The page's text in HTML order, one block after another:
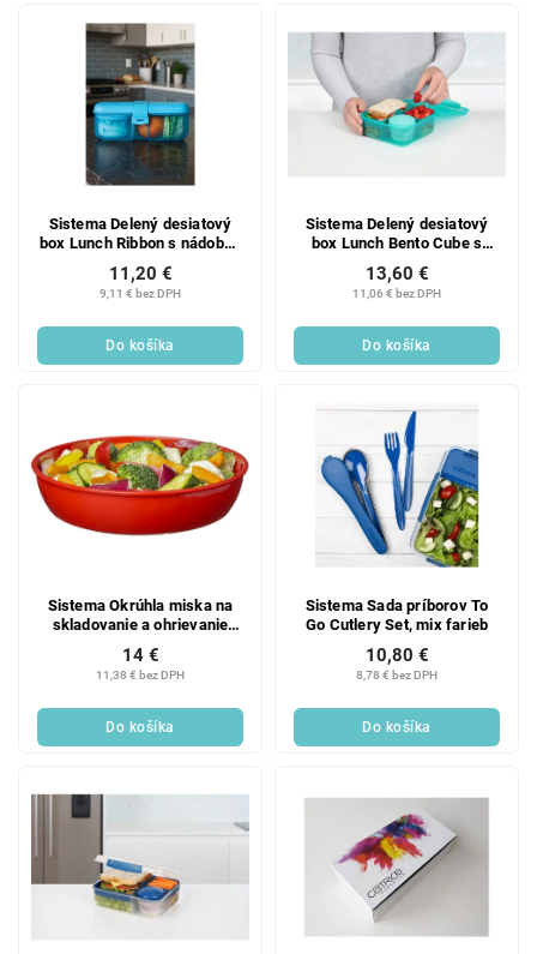
Sistema Delený desiatový
box Lunch Ribbon s nádobou
na jogurt 1,1 l, modrá
9,11 € bez DPH
11,20 €
Do košíka
Sistema Delený desiatový
box Lunch Bento Cube s
nádobou na jogurt a 2 tácky
1,25 l, mätová
11,06 € bez DPH
13,60 €
Do košíka
Sistema Okrúhla miska na
skladovanie a ohrievanie
jedla Microwave dish 1,29 l,
červená
11,38 € bez DPH
14 €
Do košíka
Sistema Sada príborov To
Go Cutlery Set, mix farieb
8,78 € bez DPH
10,80 €
Do košíka